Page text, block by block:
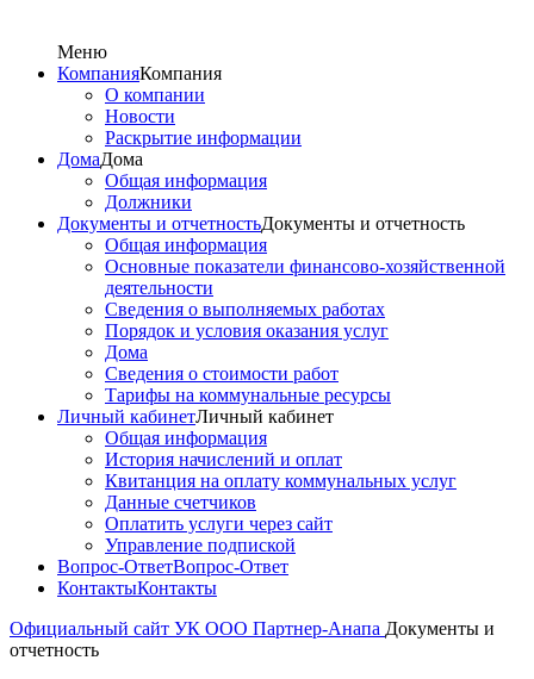
Меню
КомпанияКомпания
О компании
Новости
Раскрытие информации
ДомаДома
Общая информация
Должники
Документы и отчетностьДокументы и отчетность
Общая информация
Основные показатели финансово-хозяйственной
деятельности
Сведения о выполняемых работах
Порядок и условия оказания услуг
Дома
Сведения о стоимости работ
Тарифы на коммунальные ресурсы
Личный кабинетЛичный кабинет
Общая информация
История начислений и оплат
Квитанция на оплату коммунальных услуг
Данные счетчиков
Оплатить услуги через сайт
Управление подпиской
Вопрос-ОтветВопрос-Ответ
КонтактыКонтакты
Официальный сайт УК ООО Партнер-Анапа Документы и
отчетность